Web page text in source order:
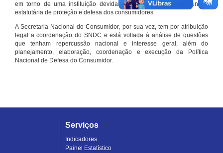
em torno de uma instituição devidamente registrada e com função
estatutária de proteção e defesa dos consumidores.
A Secretaria Nacional do Consumidor, por sua vez, tem por atribuição
legal a coordenação do SNDC e está voltada à análise de questões
que tenham repercussão nacional e interesse geral, além do
planejamento, elaboração, coordenação e execução da Política
Nacional de Defesa do Consumidor.
Serviços
Indicadores
Painel Estatístico